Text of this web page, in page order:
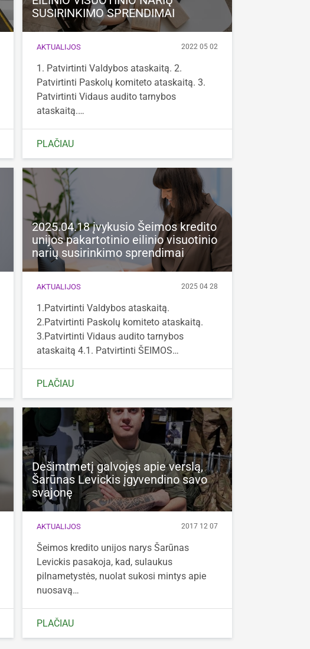
SUSIRINKIMO SPRENDIMAI
AKTUALIJOS 2022 05 02
1. Patvirtinti Valdybos ataskaitą. 2.
Patvirtinti Paskolų komiteto ataskaitą. 3.
Patvirtinti Vidaus audito tarnybos
ataskaitą.…
PLAČIAU
2025.04.18 įvykusio Šeimos kredito
unijos pakartotinio eilinio visuotinio
narių susirinkimo sprendimai
AKTUALIJOS 2025 04 28
1.Patvirtinti Valdybos ataskaitą.
2.Patvirtinti Paskolų komiteto ataskaitą.
3.Patvirtinti Vidaus audito tarnybos
ataskaitą 4.1. Patvirtinti ŠEIMOS…
PLAČIAU
Dešimtmetį galvojęs apie verslą,
Šarūnas Levickis įgyvendino savo
svajonę
AKTUALIJOS 2017 12 07
Šeimos kredito unijos narys Šarūnas
Levickis pasakoja, kad, sulaukus
pilnametystės, nuolat sukosi mintys apie
nuosavą…
PLAČIAU